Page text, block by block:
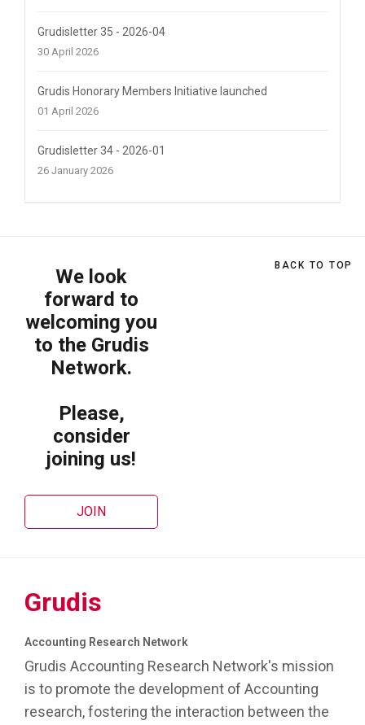
Grudisletter 35 - 2026-04
30 April 2026
Grudis Honorary Members Initiative launched
01 April 2026
Grudisletter 34 - 2026-01
26 January 2026
We look
forward to
welcoming you
to the Grudis
Network.
Please,
consider
joining us!
JOIN
BACK TO TOP
Grudis
Accounting Research Network
Grudis Accounting Research Network's mission
is to promote the development of Accounting
research, fostering the interaction between the